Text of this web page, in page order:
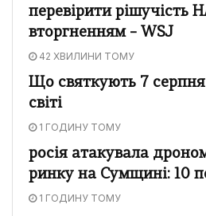
перевірити
вторгненням – WSJ
42 ХВИЛИНИ ТОМУ
Що святкують 7 серпня
світі
1 ГОДИНУ ТОМУ
росія атакувала
ринку на Сумщині: 10
1 ГОДИНУ ТОМУ